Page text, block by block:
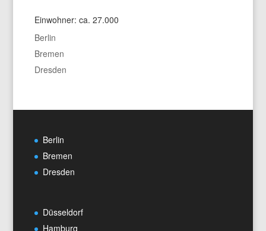
Einwohner: ca. 27.000
Berlin
Bremen
Dresden
Berlin
Bremen
Dresden
Düsseldorf
Hamburg